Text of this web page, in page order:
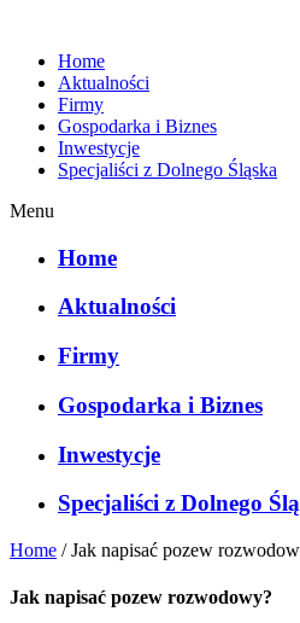
Home
Aktualności
Firmy
Gospodarka i Biznes
Inwestycje
Specjaliści z Dolnego Śląska
Menu
Home
Aktualności
Firmy
Gospodarka i Biznes
Inwestycje
Specjaliści z Dolnego
Home /Jak napisać pozew
Jak napisać pozew rozwodowy?